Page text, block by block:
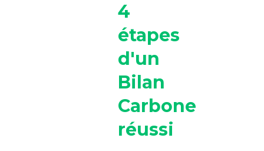
4
étapes
d'un
Bilan
Carbone
réussi